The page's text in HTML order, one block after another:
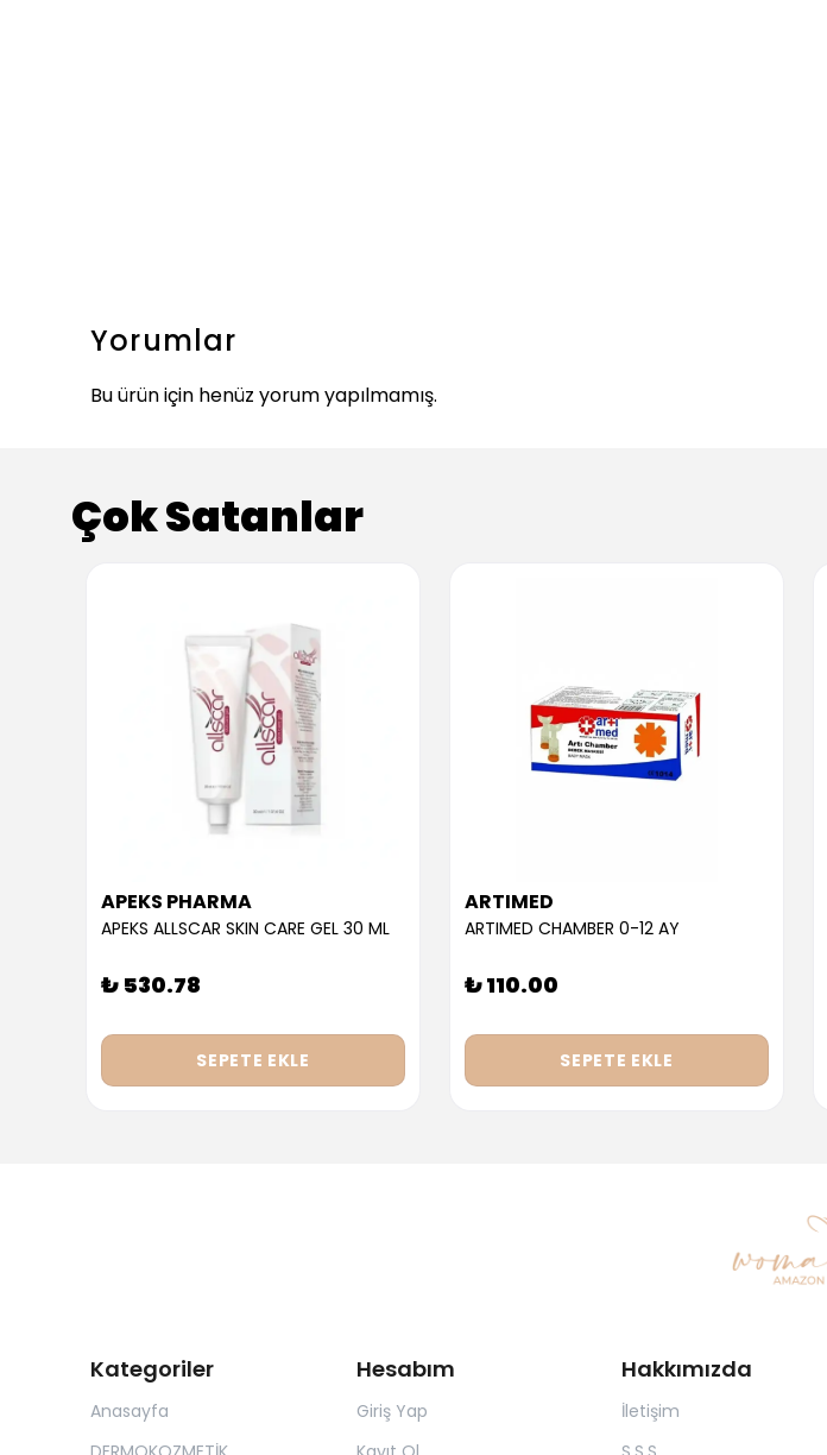
Yorumlar
Bu ürün için henüz yorum yapılmamış.
Çok Satanlar
APEKS PHARMA
APEKS ALLSCAR SKIN CARE GEL 30 ML
₺ 530.78
SEPETE EKLE
ARTIMED
ARTIMED CHAMBER 0-12 AY
₺ 110.00
SEPETE EKLE
Kategoriler
Anasayfa
Hesabım
Giriş Yap
Hakkımızda
İletişim